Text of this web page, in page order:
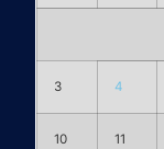
3 4
10 11